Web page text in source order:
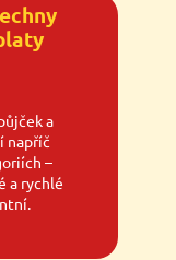
a
napříč
–
a rychlé